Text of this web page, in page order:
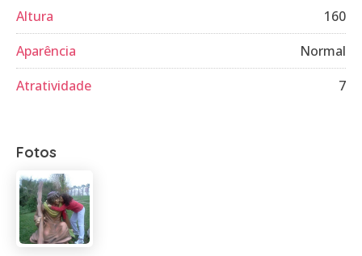
Altura
160
Aparência
Normal
Atratividade
7
Fotos